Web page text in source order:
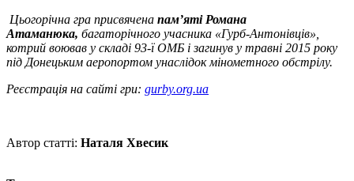
Цьогорічна гра присвячена пам’яті Романа
Атаманюка, багаторічного учасника «Гурб-Антонівців»,
котрий воював у складі 93-ї ОМБ і загинув у травні 2015 року
під Донецьким аеропортом унаслідок мінометного обстрілу.
Реєстрація на сайті гри: gurby.org.ua
Автор статті: Наталя Хвесик